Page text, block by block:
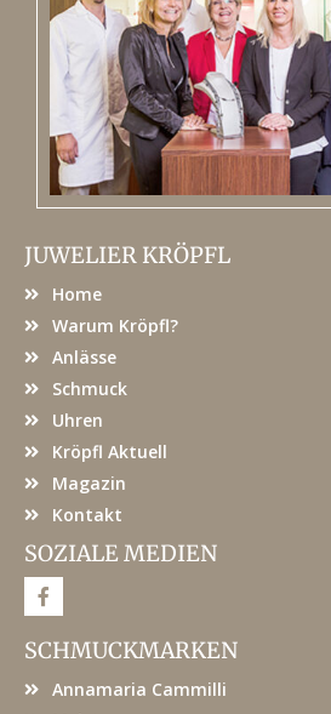
JUWELIER KRÖPFL
Home
Warum Kröpfl?
Anlässe
Schmuck
Uhren
Kröpfl Aktuell
Magazin
Kontakt
SOZIALE MEDIEN
F
a
e
b
o
SCHMUCKMARKEN
Annamaria Cammilli